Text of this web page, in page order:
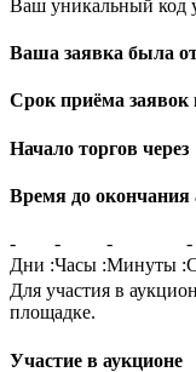
Ваш уникальный код
Ваша заявка была
Срок приёма заявок
Начало торгов через
Время до окончания
-
Дни :
-
Часы :
-
Минуты :
-
Для участия в
площадке.
Участие в аукционе